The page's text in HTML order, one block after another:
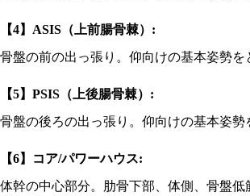
【4】ASIS（上前腸骨棘）:
骨盤の前の出っ張り。仰向けの基本姿勢を
【5】PSIS（上後腸骨棘）:
骨盤の後ろの出っ張り。仰向けの基本姿勢
【6】コア/パワーハウス:
体幹の中心部分。肋骨下部、体側、骨盤